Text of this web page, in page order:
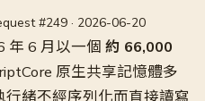
#249 · 2026-06-20
年 6 月以一個 約 66,000
原生共享記憶體多